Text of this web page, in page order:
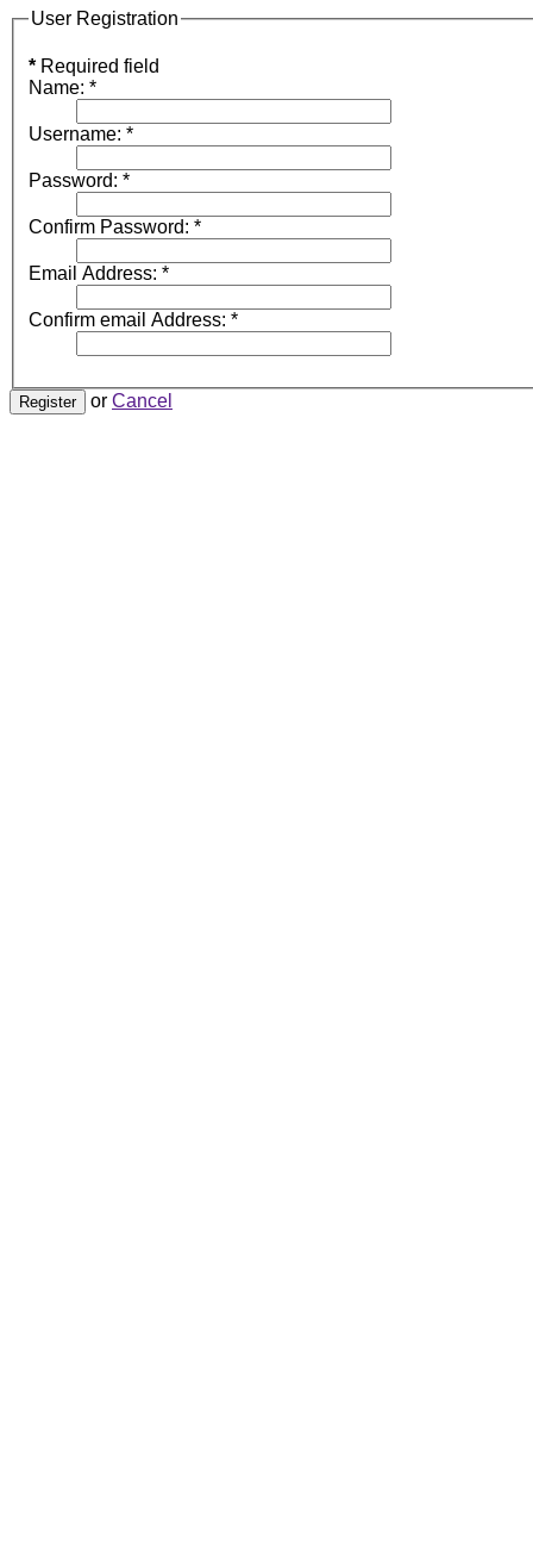
User Registration
* Required field
Name: *
Username: *
Password: *
Confirm Password: *
Email Address: *
Confirm email Address: *
Register or Cancel